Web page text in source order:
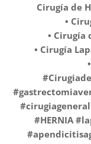
Cirugía de
•
• Cirugía
• Cirugía
#HERNIA